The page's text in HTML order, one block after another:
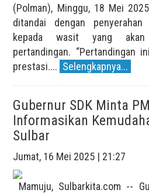
(Polman), Minggu, 18 Mei
ditandai dengan
kepada wasit yang akan
pertandingan. “Pertandingan
prestasi.... Selengkapnya...
Gubernur SDK Minta
Informasikan
Sulbar
Jumat, 16 Mei 2025 | 21:27
Mamuju, Sulbarkita.com --